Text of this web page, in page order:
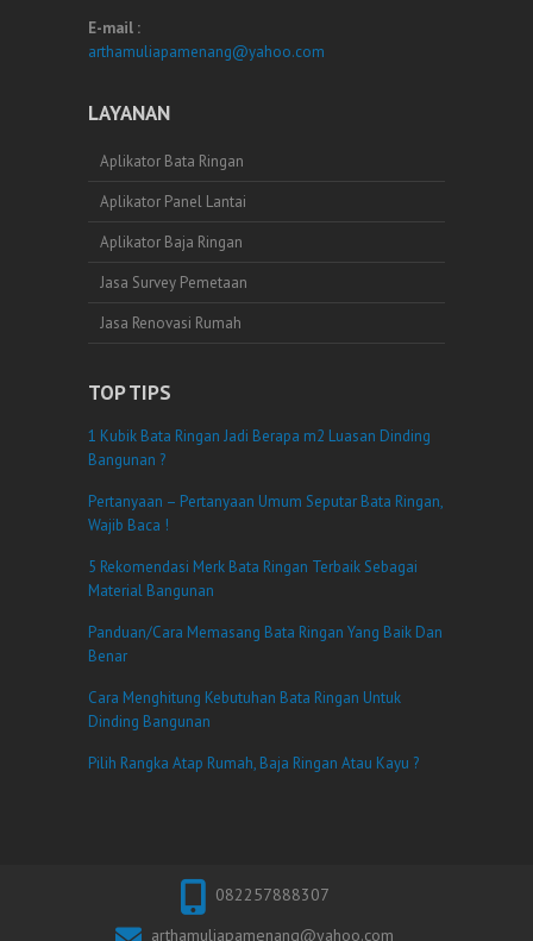
E-mail :
arthamuliapamenang@yahoo.com
LAYANAN
Aplikator Bata Ringan
Aplikator Panel Lantai
Aplikator Baja Ringan
Jasa Survey Pemetaan
Jasa Renovasi Rumah
TOP TIPS
1 Kubik Bata Ringan Jadi Berapa m2 Luasan Dinding
Bangunan ?
Pertanyaan – Pertanyaan Umum Seputar Bata Ringan,
Wajib Baca !
5 Rekomendasi Merk Bata Ringan Terbaik Sebagai
Material Bangunan
Panduan/Cara Memasang Bata Ringan Yang Baik Dan
Benar
Cara Menghitung Kebutuhan Bata Ringan Untuk
Dinding Bangunan
Pilih Rangka Atap Rumah, Baja Ringan Atau Kayu ?
082257888307
arthamuliapamenang@yahoo.com